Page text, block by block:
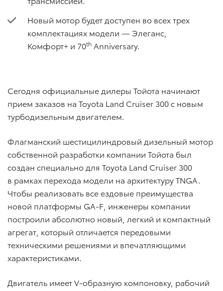
Новый мотор будет доступен во всех трех
комплектациях модели — Элеганс,
Комфорт+ и 70th Anniversary.
Сегодня официальные дилеры Тойота начинают
прием заказов на Toyota Land Cruiser 300 с новым
турбодизельным двигателем.
Флагманский шестицилиндровый дизельный мотор
собственной разработки компании Тойота был
создан специально для Toyota Land Cruiser 300
в рамках перехода модели на архитектуру TNGA.
Чтобы реализовать все ездовые преимущества
новой платформы GA-F, инженеры компании
построили абсолютно новый, легкий и компактный
агрегат, который отличается передовыми
техническими решениями и впечатляющими
характеристиками.
Двигатель имеет V-образную компоновку, рабочий